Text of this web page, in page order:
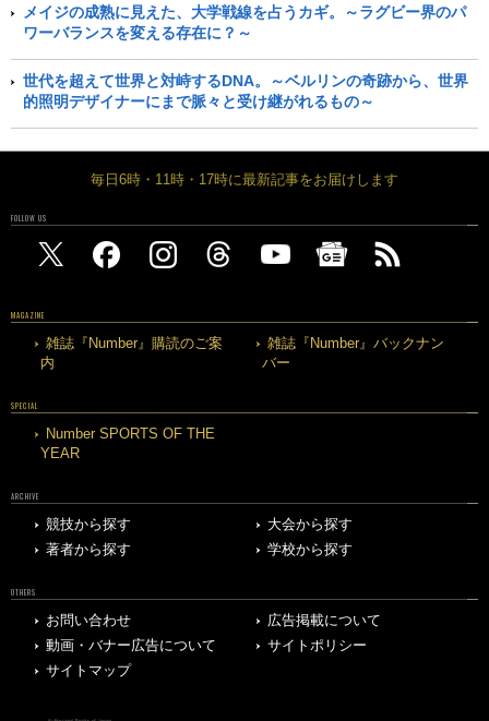
メイジの成熟に見えた、大学戦線を占うカギ。～ラグビー界のパ
ワーバランスを変える存在に？～
世代を超えて世界と対峙するDNA。～ベルリンの奇跡から、世界
的照明デザイナーにまで脈々と受け継がれるもの～
毎日6時・11時・17時に最新記事をお届けします
FOLLOW US
MAGAZINE
雑誌『Number』購読のご案
内
雑誌『Number』バックナン
バー
SPECIAL
Number SPORTS OF THE
YEAR
ARCHIVE
競技から探す
大会から探す
著者から探す
学校から探す
OTHERS
お問い合わせ
広告掲載について
動画・バナー広告について
サイトポリシー
サイトマップ